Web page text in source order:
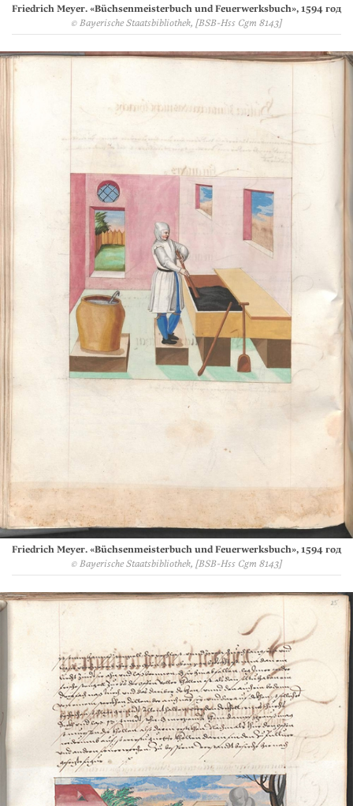
Friedrich Meyer. «Büchsenmeisterbuch und Feuerwerksbuch», 1594 год
© Bayerische Staatsbibliothek, [BSB-Hss Cgm 8143]
Friedrich Meyer. «Büchsenmeisterbuch und Feuerwerksbuch», 1594 год
© Bayerische Staatsbibliothek, [BSB-Hss Cgm 8143]